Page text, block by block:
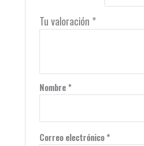
Tu valoración *
Nombre *
Correo electrónico *